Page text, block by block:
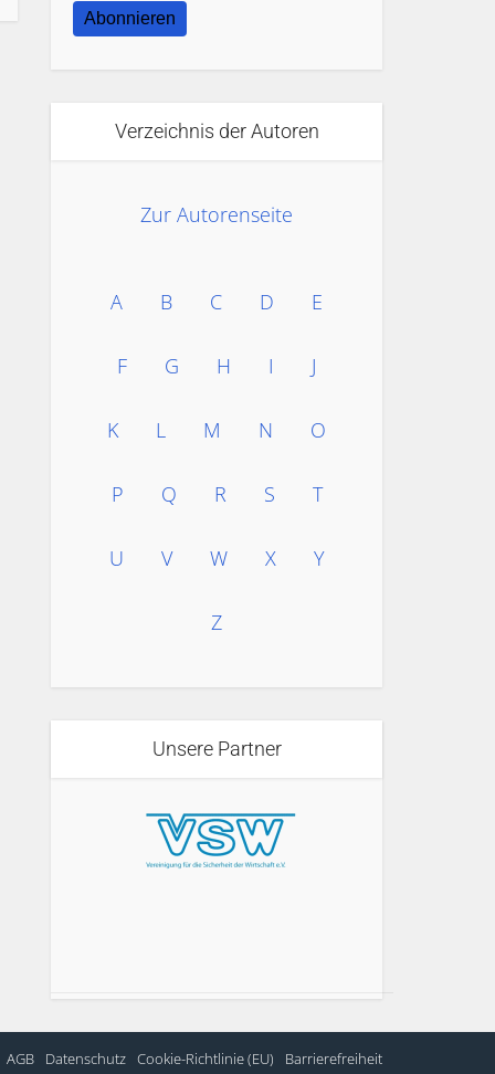
Abonnieren
Verzeichnis der Autoren
Zur Autorenseite
A B C D E
F G H I J
K L M N O
P Q R S T
U V W X Y
Z
Unsere Partner
AGB Datenschutz Cookie-Richtlinie (EU) Barrierefreiheit